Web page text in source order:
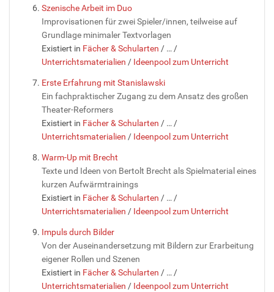
Szenische Arbeit im Duo
Improvisationen für zwei Spieler/innen, teilweise auf
Grundlage minimaler Textvorlagen
Existiert in Fächer & Schularten / … /
Unterrichtsmaterialien / Ideenpool zum Unterricht
Erste Erfahrung mit Stanislawski
Ein fachpraktischer Zugang zu dem Ansatz des großen
Theater-Reformers
Existiert in Fächer & Schularten / … /
Unterrichtsmaterialien / Ideenpool zum Unterricht
Warm-Up mit Brecht
Texte und Ideen von Bertolt Brecht als Spielmaterial eines
kurzen Aufwärmtrainings
Existiert in Fächer & Schularten / … /
Unterrichtsmaterialien / Ideenpool zum Unterricht
Impuls durch Bilder
Von der Auseinandersetzung mit Bildern zur Erarbeitung
eigener Rollen und Szenen
Existiert in Fächer & Schularten / … /
Unterrichtsmaterialien / Ideenpool zum Unterricht